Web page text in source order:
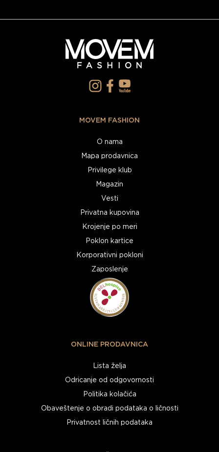
MOVEM FASHION
O nama
Mapa prodavnica
Privilege klub
Magazin
Vesti
Privatna kupovina
Krojenje po meri
Poklon kartice
Korporativni pokloni
Zaposlenje
ONLINE PRODAVNICA
Lista želja
Odricanje od odgovornosti
Politika kolačića
Obaveštenje o obradi podataka o ličnosti
Privatnost ličnih podataka